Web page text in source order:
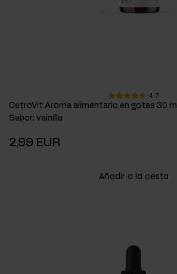
4.7
OstroVit Aroma alimentario en gotas 30 ml
Sabor: vainilla
2,99 EUR
Añadir a la cesta